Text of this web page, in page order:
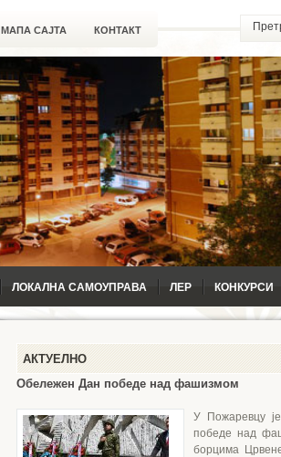
МАПА САЈТА КОНТАКТ
ЛОКАЛНА САМОУПРАВА ЛЕР КОНКУРСИ
АКТУЕЛНО
Обележен Дан победе над фашизмом
У Пожаревцу
победе над
борцима